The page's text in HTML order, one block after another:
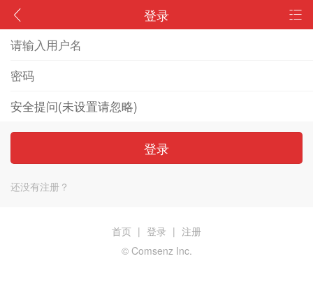
登录
登录
还没有注册？
首页 | 登录 | 注册
© Comsenz Inc.